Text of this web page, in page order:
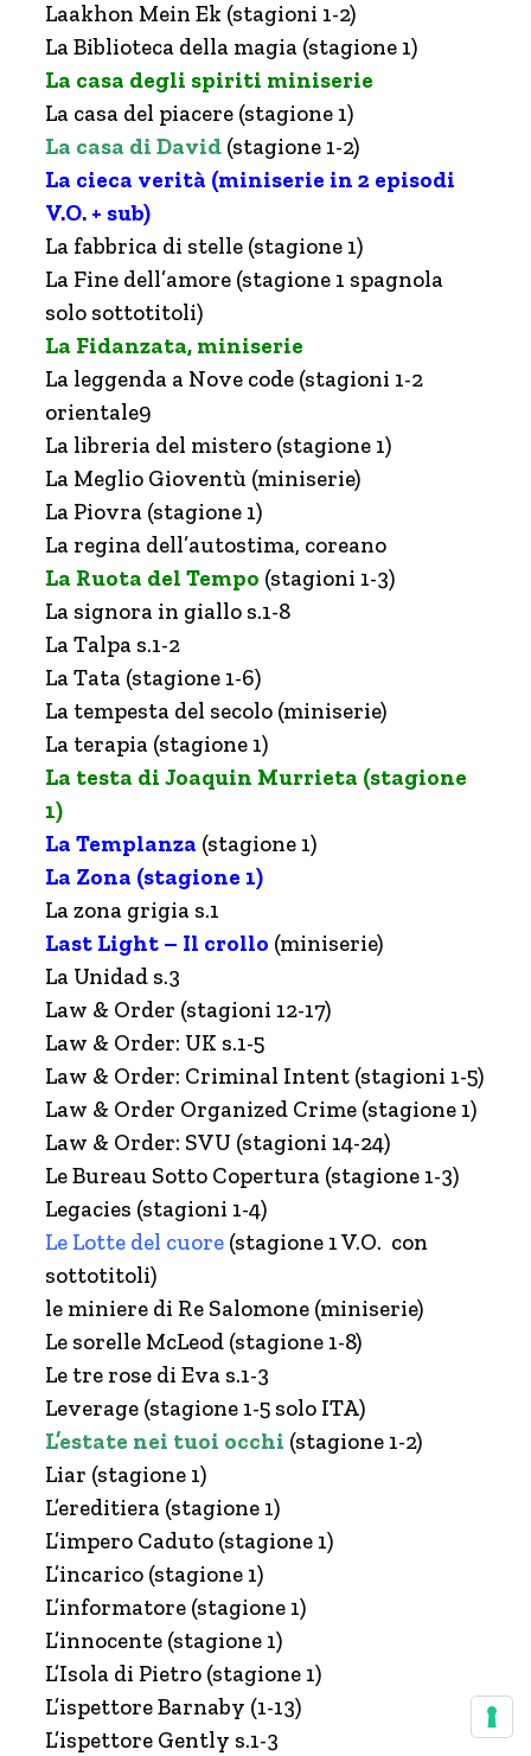
Laakhon Mein Ek (stagioni 1-2)
La Biblioteca della magia (stagione 1)
La casa degli spiriti miniserie
La casa del piacere (stagione 1)
La casa di David (stagione 1-2)
La cieca verità (miniserie in 2 episodi
V.O. + sub)
La fabbrica di stelle (stagione 1)
La Fine dell’amore (stagione 1 spagnola
solo sottotitoli)
La Fidanzata, miniserie
La leggenda a Nove code (stagioni 1-2
orientale9
La libreria del mistero (stagione 1)
La Meglio Gioventù (miniserie)
La Piovra (stagione 1)
La regina dell’autostima, coreano
La Ruota del Tempo (stagioni 1-3)
La signora in giallo s.1-8
La Talpa s.1-2
La Tata (stagione 1-6)
La tempesta del secolo (miniserie)
La terapia (stagione 1)
La testa di Joaquin Murrieta (stagione
1)
La Templanza (stagione 1)
La Zona (stagione 1)
La zona grigia s.1
Last Light – Il crollo (miniserie)
La Unidad s.3
Law & Order (stagioni 12-17)
Law & Order: UK s.1-5
Law & Order: Criminal Intent (stagioni 1-5)
Law & Order Organized Crime (stagione 1)
Law & Order: SVU (stagioni 14-24)
Le Bureau Sotto Copertura (stagione 1-3)
Legacies (stagioni 1-4)
Le Lotte del cuore (stagione 1 V.O. con
sottotitoli)
le miniere di Re Salomone (miniserie)
Le sorelle McLeod (stagione 1-8)
Le tre rose di Eva s.1-3
Leverage (stagione 1-5 solo ITA)
L’estate nei tuoi occhi (stagione 1-2)
Liar (stagione 1)
L’ereditiera (stagione 1)
L’impero Caduto (stagione 1)
L’incarico (stagione 1)
L’informatore (stagione 1)
L’innocente (stagione 1)
L’Isola di Pietro (stagione 1)
L’ispettore Barnaby (1-13)
L’ispettore Gently s.1-3